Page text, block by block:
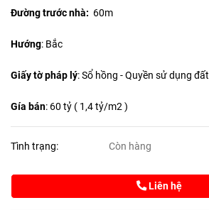
Đường trước nhà: 60m
Hướng: Bắc
Giấy tờ pháp lý: Sổ hồng - Quyền sử dụng đất
Gía bán: 60 tỷ ( 1,4 tỷ/m2 )
Tình trạng: Còn hàng
Liên hệ